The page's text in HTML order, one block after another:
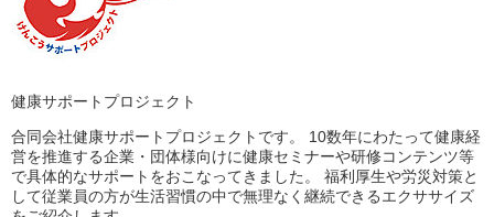
健康サポートプロジェクト
合同会社健康サポートプロジェクトです。 10数年にわたって健康経
営を推進する企業・団体様向けに健康セミナーや研修コンテンツ等
で具体的なサポートをおこなってきました。 福利厚生や労災対策と
して従業員の方が生活習慣の中で無理なく継続できるエクササイズ